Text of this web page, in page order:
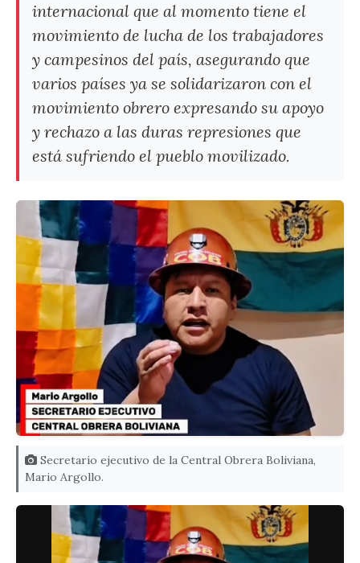
internacional que al momento tiene el
movimiento de lucha de los trabajadores
y campesinos del país, asegurando que
varios países ya se solidarizaron con el
movimiento obrero expresando su apoyo
y rechazo a las duras represiones que
está sufriendo el pueblo movilizado.
Secretario ejecutivo de la Central Obrera Boliviana,
Mario Argollo.